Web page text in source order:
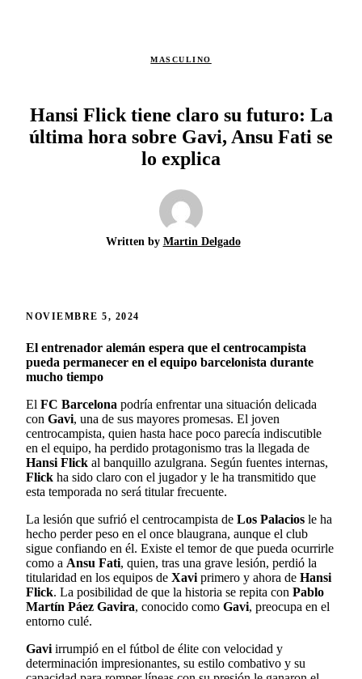
MASCULINO
Hansi Flick tiene claro su futuro: La
última hora sobre Gavi, Ansu Fati se
lo explica
Written by Martin Delgado
NOVIEMBRE 5, 2024
El entrenador alemán espera que el centrocampista
pueda permanecer en el equipo barcelonista durante
mucho tiempo
El FC Barcelona podría enfrentar una situación delicada
con Gavi, una de sus mayores promesas. El joven
centrocampista, quien hasta hace poco parecía indiscutible
en el equipo, ha perdido protagonismo tras la llegada de
Hansi Flick al banquillo azulgrana. Según fuentes internas,
Flick ha sido claro con el jugador y le ha transmitido que
esta temporada no será titular frecuente.
La lesión que sufrió el centrocampista de Los Palacios le ha
hecho perder peso en el once blaugrana, aunque el club
sigue confiando en él. Existe el temor de que pueda ocurrirle
como a Ansu Fati, quien, tras una grave lesión, perdió la
titularidad en los equipos de Xavi primero y ahora de Hansi
Flick. La posibilidad de que la historia se repita con Pablo
Martín Páez Gavira, conocido como Gavi, preocupa en el
entorno culé.
Gavi irrumpió en el fútbol de élite con velocidad y
determinación impresionantes, su estilo combativo y su